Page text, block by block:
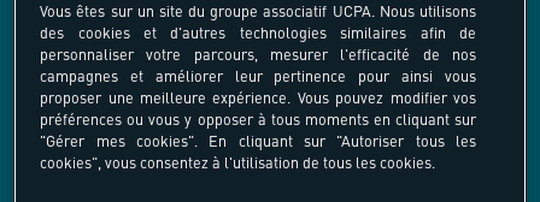
LES AUTRES ACTIVITÉS COMPRISES DANS
L’OFFRE
Vous êtes sur un site du groupe associatif UCPA. Nous utilisons
des cookies et d'autres technologies similaires afin de
personnaliser votre parcours, mesurer l'efficacité de nos
campagnes et améliorer leur pertinence pour ainsi vous
proposer une meilleure expérience. Vous pouvez modifier vos
préférences ou vous y opposer à tous moments en cliquant sur
"Gérer mes cookies". En cliquant sur "Autoriser tous les
cookies", vous consentez à l'utilisation de tous les cookies.